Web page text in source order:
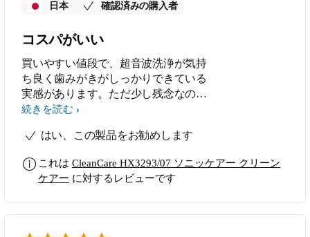
日本 確認済みの購入者
コスパがいい
買いやすい値段で、超音波洗浄が気持
ち良く歯みがきがしっかりできている
実感があります。ただ少し残念なの2
分で終わってしまうことです。やはり
いです。そこさえ良ければ文句なしに
続きを読む
はい、この製品をお勧めします
これは CleanCare HX3293/07 ソニッケアー クリーン
ケアー に対するレビューです